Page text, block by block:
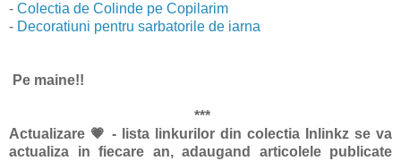
- Colectia de Colinde pe Copilarim
- Decoratiuni pentru sarbatorile de iarna
Pe maine!!
***
Actualizare 💗 - lista linkurilor din colectia Inlinkz se va
actualiza in fiecare an, adaugand articolele publicate